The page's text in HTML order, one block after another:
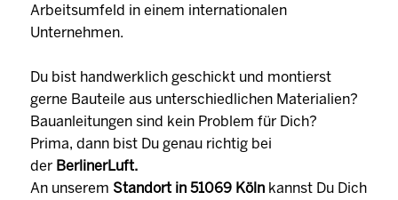
Arbeitsumfeld in einem internationalen
Unternehmen.
Du bist handwerklich geschickt und montierst
gerne Bauteile aus unterschiedlichen Materialien?
Bauanleitungen sind kein Problem für Dich?
Prima, dann bist Du genau richtig bei
der BerlinerLuft.
An unserem Standort in 51069 Köln kannst Du Dich